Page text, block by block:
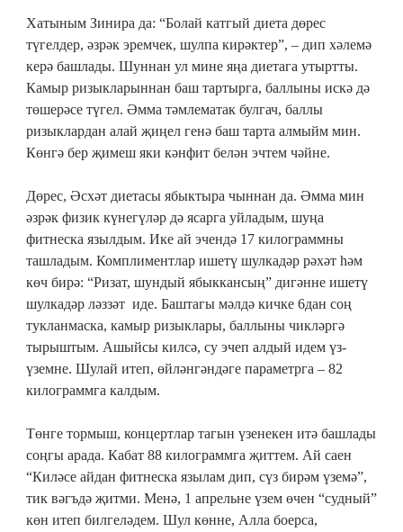
Хатыным Зинира да: “Болай катгый диета дөрес
түгелдер, әзрәк эремчек, шулпа кирәктер”, – дип хәлемә
керә башлады. Шуннан ул мине яңа диетага утыртты.
Камыр ризыкларыннан баш тартырга, баллыны искә дә
төшерәсе түгел. Әмма тәмлематак булгач, баллы
ризыклардан алай җиңел генә баш тарта алмыйм мин.
Көнгә бер җимеш яки кәнфит белән эчтем чәйне.
Дөрес, Әсхәт диетасы ябыктыра чыннан да. Әмма мин
әзрәк физик күнегүләр дә ясарга уйладым, шуңа
фитнеска язылдым. Ике ай эчендә 17 килограммны
ташладым. Комплиментлар ишетү шулкадәр рәхәт һәм
көч бирә: “Ризат, шундый ябыккансың” дигәнне ишетү
шулкадәр ләззәт иде. Баштагы мәлдә кичке 6дан соң
тукланмаска, камыр ризыклары, баллыны чикләргә
тырыштым. Ашыйсы килсә, су эчеп алдый идем үз-
үземне. Шулай итеп, өйләнгәндәге параметрга – 82
килограммга калдым.
Төнге тормыш, концертлар тагын үзенекен итә башлады
соңгы арада. Кабат 88 килограммга җиттем. Ай саен
“Киләсе айдан фитнеска язылам дип, сүз бирәм үземә”,
тик вәгъдә җитми. Менә, 1 апрельне үзем өчен “судный”
көн итеп билгеләдем. Шул көнне, Алла боерса,